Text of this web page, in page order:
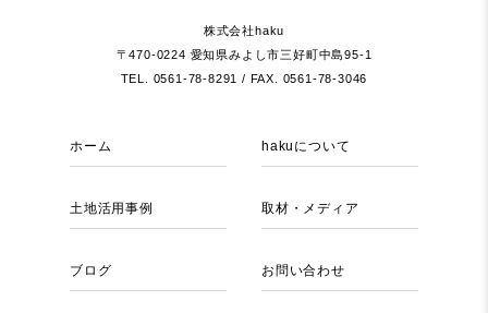
株式会社haku
〒470-0224 愛知県みよし市三好町中島95-1
TEL. 0561-78-8291 / FAX. 0561-78-3046
ホーム hakuについて
土地活用事例 取材・メディア
ブログ お問い合わせ